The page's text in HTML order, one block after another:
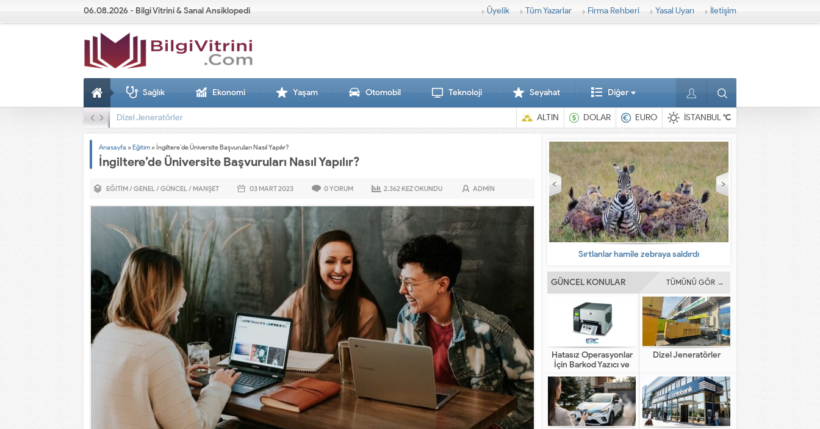
06.08.2026 - Bilgi Vitrini & Sanal Ansiklopedi Üyelik Tüm Yazarlar Firma Rehberi Yasal Uyarı İletişim
Sağlık Ekonomi Yaşam Otomobil Teknoloji Seyahat Diğer
Dizel Jeneratörler ALTIN DOLAR EURO İSTANBUL°C
Anasayfa »Eğitim »İngiltere’de Üniversite Başvuruları Nasıl Yapılır?
İngiltere’de Üniversite Başvuruları Nasıl Yapılır?
EĞITIM/GENEL/GÜNCEL/ MANŞET 03 MART2023 0YORUM 2.362 KEZ OKUNDU ADMIN
Sırtlanlar hamile zebraya saldırdı En ilginç hayvanlar
GÜNCEL KONULAR TÜMÜNÜ GÖR →
Hatasız Operasyonlar
İçin Barkod Yazıcı ve
Otomasyon Sistemleri
Dizel Jeneratörler